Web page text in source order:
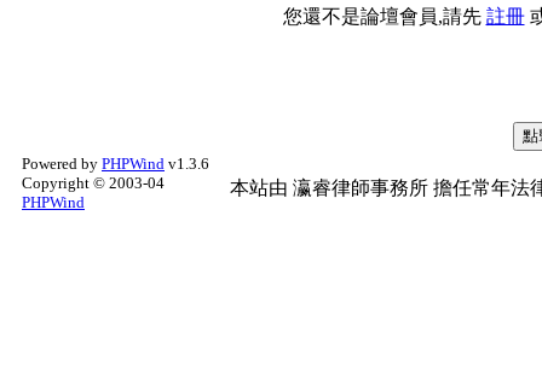
您還不是論壇會員,請先 註冊
Powered by PHPWind v1.3.6
Copyright © 2003-04
PHPWind
本站由 瀛睿律師事務所 擔任常年法